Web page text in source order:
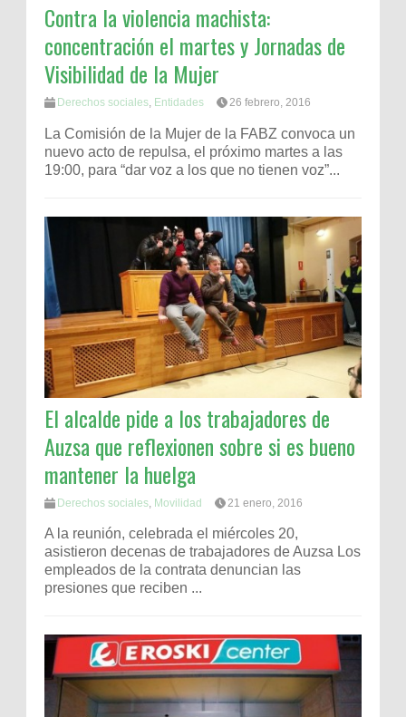
Contra la violencia machista:
concentración el martes y Jornadas de
Visibilidad de la Mujer
Derechos sociales, Entidades 26 febrero, 2016
La Comisión de la Mujer de la FABZ convoca un
nuevo acto de repulsa, el próximo martes a las
19:00, para “dar voz a los que no tienen voz”...
El alcalde pide a los trabajadores de
Auzsa que reflexionen sobre si es bueno
mantener la huelga
Derechos sociales Movilidad 21 enero, 2016
A la reunión, celebrada el miércoles 20,
asistieron decenas de trabajadores de Auzsa Los
empleados de la contrata denuncian las
presiones que reciben ...